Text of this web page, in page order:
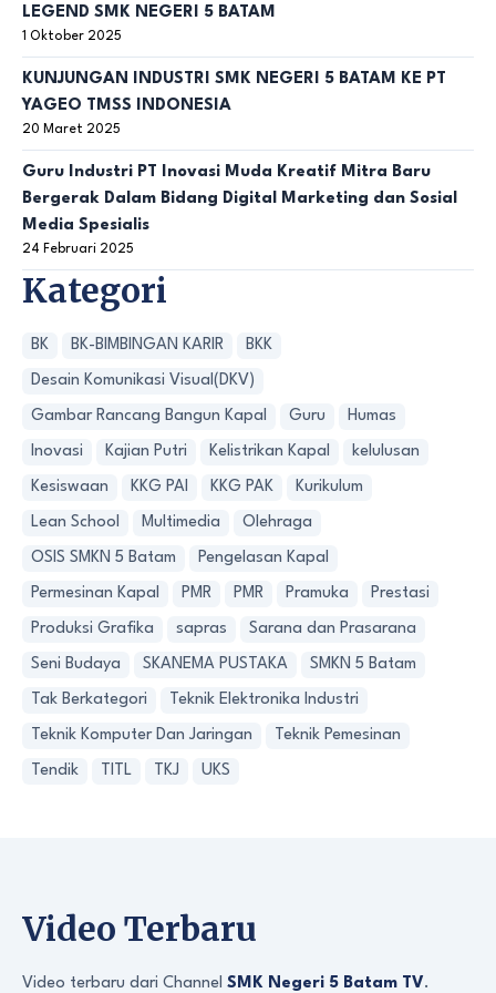
LEGEND SMK NEGERI 5 BATAM
1 Oktober 2025
KUNJUNGAN INDUSTRI SMK NEGERI 5 BATAM KE PT
YAGEO TMSS INDONESIA
20 Maret 2025
Guru Industri PT Inovasi Muda Kreatif Mitra Baru
Bergerak Dalam Bidang Digital Marketing dan Sosial
Media Spesialis
24 Februari 2025
Kategori
BK BK-BIMBINGAN KARIR BKK
Desain Komunikasi Visual(DKV)
Gambar Rancang Bangun Kapal Guru Humas
Inovasi Kajian Putri Kelistrikan Kapal kelulusan
Kesiswaan KKG PAI KKG PAK Kurikulum
Lean School Multimedia Olehraga
OSIS SMKN 5 Batam Pengelasan Kapal
Permesinan Kapal PMR PMR Pramuka Prestasi
Produksi Grafika sapras Sarana dan Prasarana
Seni Budaya SKANEMA PUSTAKA SMKN 5 Batam
Tak Berkategori Teknik Elektronika Industri
Teknik Komputer Dan Jaringan Teknik Pemesinan
Tendik TITL TKJ UKS
Video Terbaru
Video terbaru dari Channel SMK Negeri 5 Batam TV.